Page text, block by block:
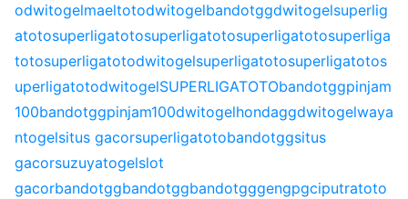
odwitogelmaeltotodwitogelbandotggdwitogelsuperlig
atotosuperligatotosuperligatotosuperligatotosuperliga
totosuperligatotodwitogelsuperligatotosuperligatotos
uperligatotodwitogelSUPERLIGATOTObandotggpinjam
100bandotggpinjam100dwitogelhondaggdwitogelwaya
ntogelsitus gacorsuperligatotobandotggsitus
gacorsuzuyatogelslot
gacorbandotggbandotggbandotgggengpgciputratoto